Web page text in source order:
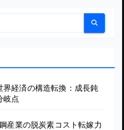
界経済の構造転換：成長鈍
岐点
産業の脱炭素コスト転嫁力